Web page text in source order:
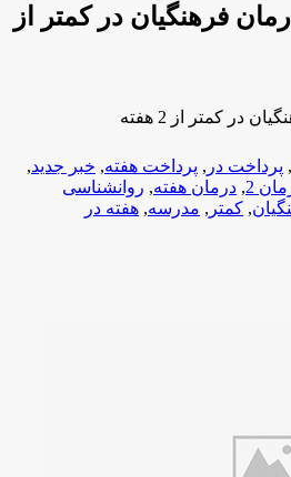
فرهنگیان در کمتر از
کمتر از 2 هفته
, پرداخت در , پرداخت هفته, خبر جدید,
2
, درمان هفته, روانشناسی
, کمتر , مدرسه, هفته در